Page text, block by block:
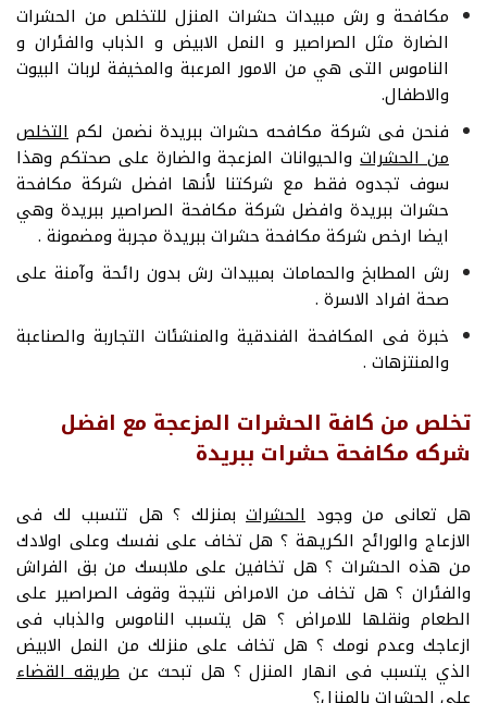
مكافحة و رش مبيدات حشرات المنزل للتخلص من الحشرات
الضارة مثل الصراصير و النمل الابيض و الذباب والفئران و
الناموس التى هي من الامور المرعبة والمخيفة لربات البيوت
والاطفال.
فنحن فى شركة مكافحه حشرات ببريدة نضمن لكم التخلص
من الحشراتوالحيوانات المزعجة والضارة على صحتكم وهذا
سوف تجدوه فقط مع شركتنا لأنها افضل شركة مكافحة
حشرات ببريدة وافضل شركة مكافحة الصراصير ببريدة وهي
ايضا ارخص شركة مكافحة حشرات ببريدة مجربة ومضمونة .
رش المطابخ والحمامات بمبيدات رش بدون رائحة وآمنة على
صحة افراد الاسرة .
خبرة فى المكافحة الفندقية والمنشئات التجاربة والصناعبة
والمنتزهات .
تخلص من كافة الحشرات المزعجة مع افضل
شركه مكافحة حشرات ببريدة
هل تعانى من وجود الحشرات بمنزلك ؟ هل تتسبب لك فى
الازعاج والورائح الكريهة ؟ هل تخاف على نفسك وعلى اولادك
من هذه الحشرات ؟ هل تخافين على ملابسك من بق الفراش
والفئران ؟ هل تخاف من الامراض نتيجة وقوف الصراصير على
الطعام ونقلها للامراض ؟ هل يتسبب الناموس والذباب فى
ازعاجك وعدم نومك ؟ هل تخاف على منزلك من النمل الابيض
الذي يتسبب فى انهار المنزل ؟ هل تبحث عنطريقه القضاء